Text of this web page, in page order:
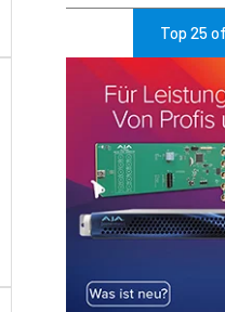
Top 25